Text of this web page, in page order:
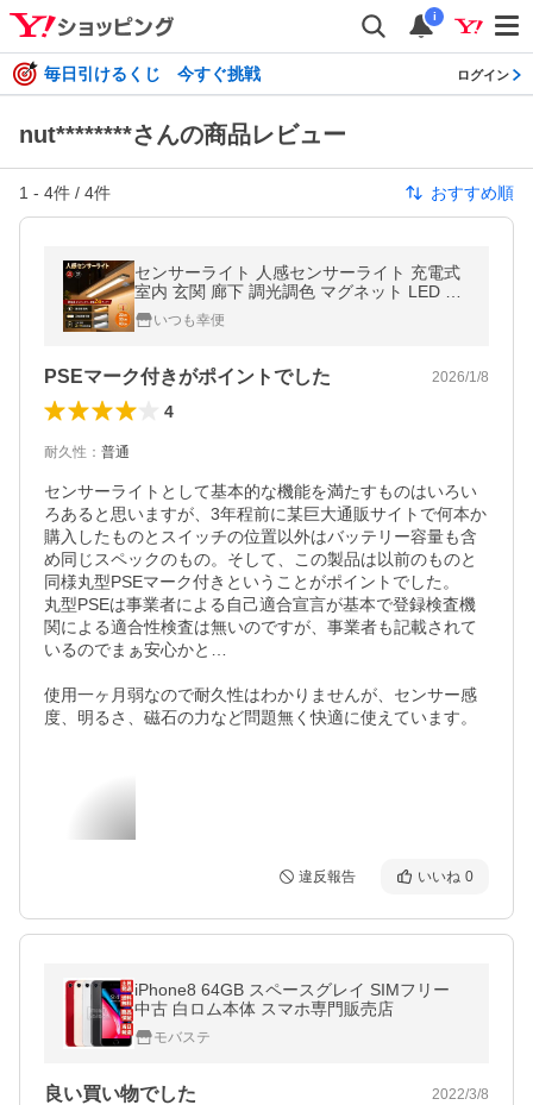
i
毎日引けるくじ 今すぐ挑戦 ログイン
nut********さんの商品レビュー
1 - 4件 / 4件 おすすめ順
センサーライト 人感センサーライト 充電式
室内 玄関 廊下 調光調色 マグネット LED ラ
イト ナイトライト フットライト 足元灯 防災
いつも幸便
PSEマーク付きがポイントでした 2026/1/8
4
耐久性 ： 普通
センサーライトとして基本的な機能を満たすものはいろい
ろあると思いますが、3年程前に某巨大通販サイトで何本か
購入したものとスイッチの位置以外はバッテリー容量も含
め同じスペックのもの。そして、この製品は以前のものと
同様丸型PSEマーク付きということがポイントでした。
丸型PSEは事業者による自己適合宣言が基本で登録検査機
関による適合性検査は無いのですが、事業者も記載されて
いるのでまぁ安心かと…
使用一ヶ月弱なので耐久性はわかりませんが、センサー感
度、明るさ、磁石の力など問題無く快適に使えています。
違反報告 いいね 0
iPhone8 64GB スペースグレイ SIMフリー
中古 白ロム本体 スマホ専門販売店
モバステ
良い買い物でした 2022/3/8